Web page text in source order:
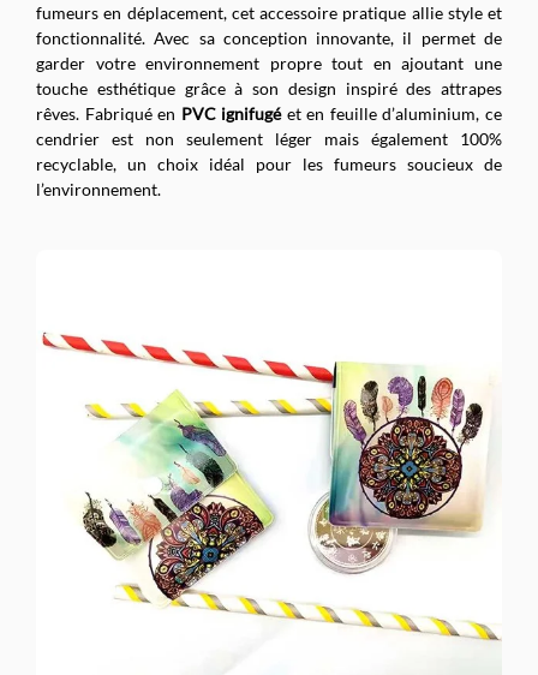
fumeurs en déplacement, cet accessoire pratique allie style et
fonctionnalité. Avec sa conception innovante, il permet de
garder votre environnement propre tout en ajoutant une
touche esthétique grâce à son design inspiré des attrapes
rêves. Fabriqué en PVC ignifugéet en feuille d’aluminium, ce
cendrier est non seulement léger mais également 100%
recyclable, un choix idéal pour les fumeurs soucieux de
l’environnement.